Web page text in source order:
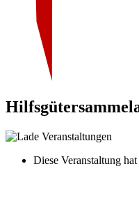
Diese Veranstaltung